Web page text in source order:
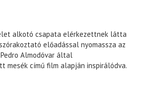
alkotó csapata elérkezettnek látta
előadással nyomassza az
Almodóvar által
mesék című film alapján inspirálódva.